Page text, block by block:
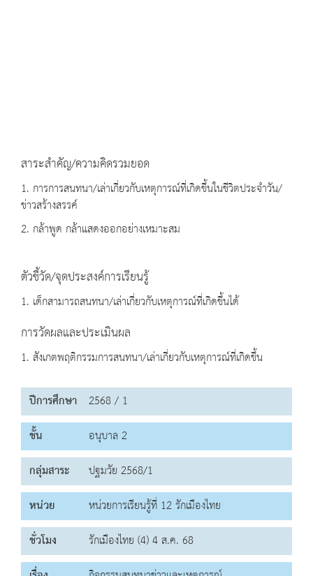
สาระสำคัญ/ความคิดรวมยอด
1. การการสนทนา/เล่าเกี่ยวกับเหตุการณ์ที่เกิดขึ้นในชีวิตประจำวัน/
ข่าวสร้างสรรค์
2. กล้าพูด กล้าแสดงออกอย่างเหมาะสม
ตัวชี้วัด/จุดประสงค์การเรียนรู้
1. เด็กสามารถสนทนา/เล่าเกี่ยวกับเหตุการณ์ที่เกิดขึ้นได้
การวัดผลและประเมินผล
1. สังเกตพฤติกรรมการสนทนา/เล่าเกี่ยวกับเหตุการณ์ที่เกิดขึ้น
ปีการศึกษา 2568 / 1
ชั้น
อนุบาล 2
กลุ่มสาระ
ปฐมวัย 2568/1
หน่วย
หน่วยการเรียนรู้ที่ 12 รักเมืองไทย
ชั่วโมง
รักเมืองไทย (4) 4 ส.ค. 68